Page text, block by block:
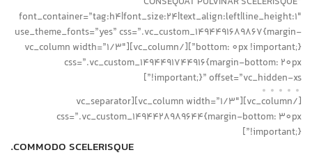
font_container=”tag:h4|font_size:24|text_align:left|line_height:1″
use_theme_fonts=”yes” css=”.vc_custom_1494491689867{margin-
bottom: 0px !important;}”][/vc_column][vc_column width=”1/3″
css=”.vc_custom_1494491744916{margin-bottom: 20px
!important;}” offset=”vc_hidden-xs”]
[/vc_column][vc_column width=”1/3″][vc_separator
css=”.vc_custom_1494428989644{margin-bottom: 30px
!important;}”]
COMMODO SCELERISQUE.